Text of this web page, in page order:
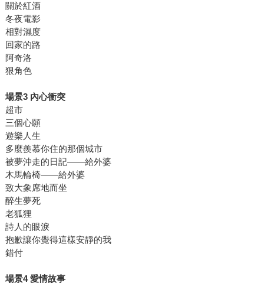
關於紅酒
冬夜電影
相對濕度
回家的路
阿奇洛
狠角色
場景3 內心衝突
超市
三個心願
遊樂人生
多麼羨慕你住的那個城市
被夢沖走的日記——給外婆
木馬輪椅——給外婆
致大象席地而坐
醉生夢死
老狐狸
詩人的眼淚
抱歉讓你覺得這樣安靜的我
錯付
場景4 愛情故事